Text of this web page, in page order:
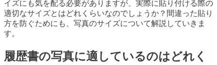
イズにも気を配る必要がありますが、実際に貼り付ける際の
適切なサイズとはどれくらいなのでしょうか？間違った貼り
方を防ぐためにも、写真のサイズについて解説していきま
す。
履歴書の写真に適しているのはどれく